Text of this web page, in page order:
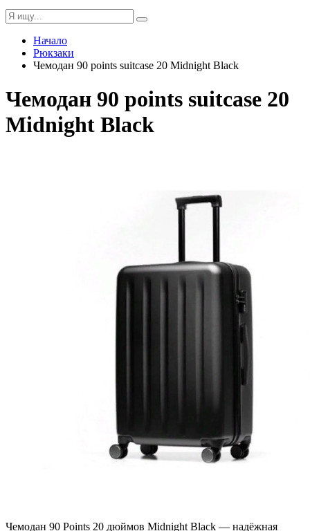
Начало
Рюкзаки
Чемодан 90 points suitcase 20 Midnight Black
Чемодан 90 points suitcase 20
Midnight Black
Чемодан 90 Points 20 дюймов Midnight Black — надёжная